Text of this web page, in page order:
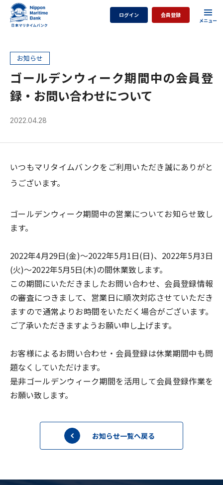
ログイン 会員登録
お知らせ
ゴールデンウィーク期間中の会員登
録・お問い合わせについて
2022.04.28
いつもマリタイムバンクをご利用いただき誠にありがと
うございます。
ゴールデンウィーク期間中の営業についてお知らせ致し
ます。
2022年4月29日(金)～2022年5月1日(日)、 2022年5月3日
(火)～2022年5月5日(木)の間休業致します。
この期間にいただきましたお問い合わせ、会員登録情報
の審査につきまして、営業日に順次対応させていただき
ますので通常よりお時間をいただく場合がございます。
ご了承いただきますようお願い申し上げます。
お客様によるお問い合わせ・会員登録は休業期間中も問
題なくしていただけます。
是非ゴールデンウィーク期間を活用して会員登録作業を
お願い致します。
お知らせ一覧へ戻る